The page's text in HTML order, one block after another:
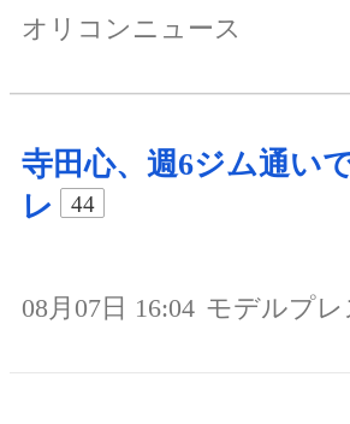
オリコンニュース
寺田心、週6ジム通い
レ
44
08月07日 16:04 モデルプレ